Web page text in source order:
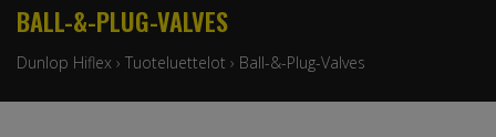
BALL-&-PLUG-VALVES
Dunlop Hiflex › Tuoteluettelot › Ball-&-Plug-Valves